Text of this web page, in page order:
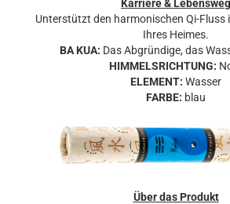
Karriere & Lebensweg
Unterstützt den harmonischen Qi-Fluss
Ihres Heimes.
BA KUA: Das Abgründige, das
HIMMELSRICHTUNG:
ELEMENT: Wasser
FARBE: blau
Über das Produkt